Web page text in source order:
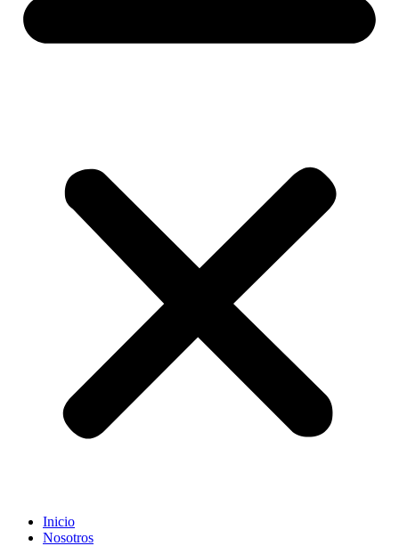
Inicio
Nosotros